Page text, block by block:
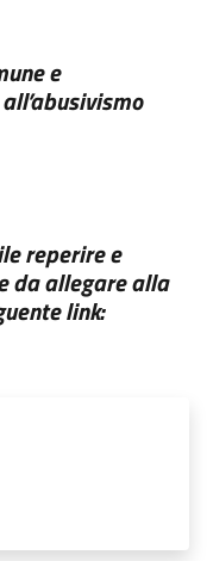
e
reperire e
da allegare alla
link: